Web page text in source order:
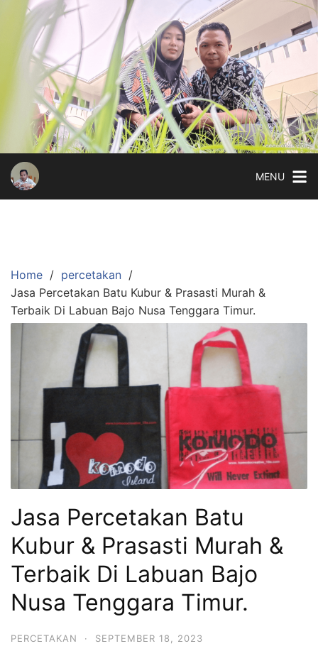
content
MENU
Home
percetakan
Jasa Percetakan Batu Kubur & Prasasti Murah &
Terbaik Di Labuan Bajo Nusa Tenggara Timur.
Jasa Percetakan Batu
Kubur & Prasasti Murah &
Terbaik Di Labuan Bajo
Nusa Tenggara Timur.
PERCETAKAN · SEPTEMBER 18, 2023